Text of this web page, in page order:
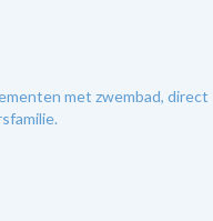
met zwembad, direct